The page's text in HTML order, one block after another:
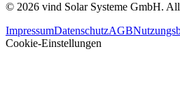
© 2026 vind Solar Systeme GmbH.
ImpressumDatenschutzAGB
Cookie-Einstellungen